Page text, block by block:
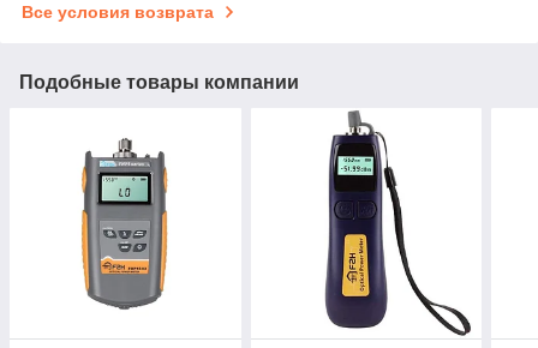
Все условия возврата
Подобные товары компании